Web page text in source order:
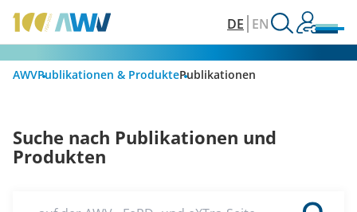
DE EN
AWVPublikationen & ProduktePublikationen
Suche nach Publikationen und
Produkten